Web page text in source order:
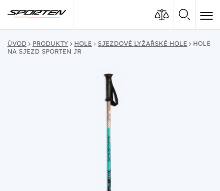
ÚVOD PRODUKTY HOLE SJEZDOVÉ LYŽAŘSKÉ HOLE
HOLE
NA SJEZD SPORTEN JR